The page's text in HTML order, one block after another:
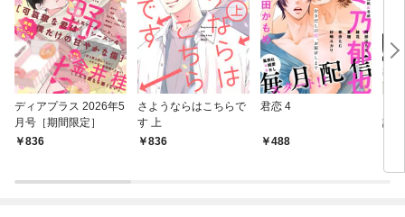
ディアプラス 2026年5
月号［期間限定］
836
さようならはこちらで
す 上
836
君恋 4
488
誌